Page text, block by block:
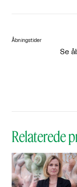
Åbningstider
Se
Relaterede